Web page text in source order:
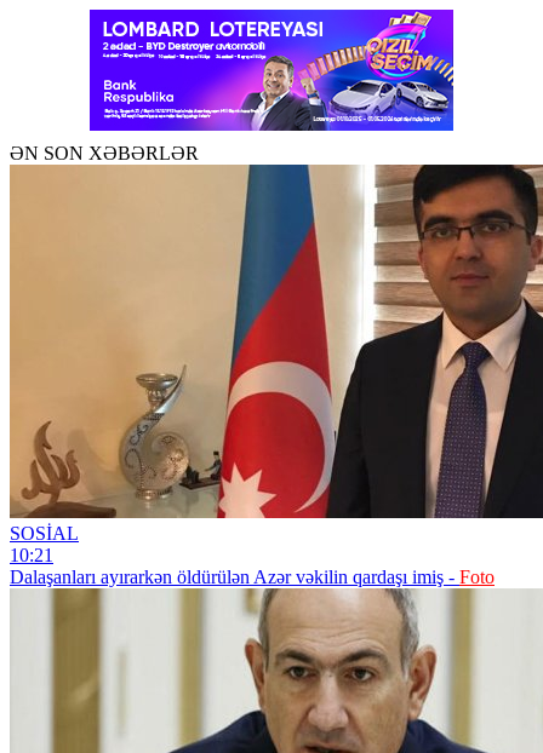
ƏN SON XƏBƏRLƏR
SOSİAL
10:21
Dalaşanları ayırarkən öldürülən Azər vəkilin qardaşı imiş - Foto